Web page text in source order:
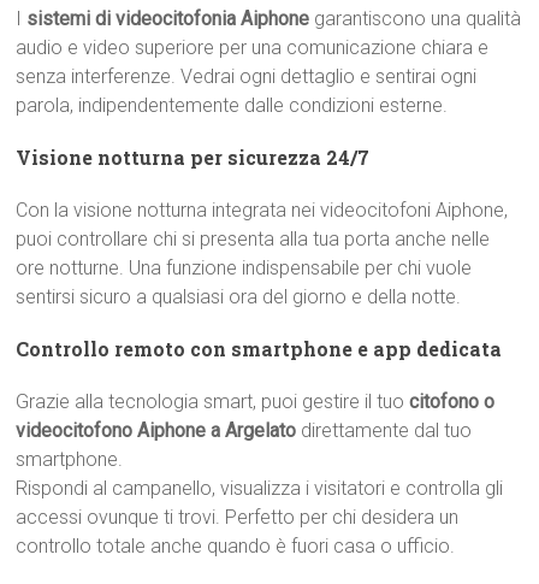
I sistemi di videocitofonia Aiphone garantiscono una qualità
audio e video superiore per una comunicazione chiara e
senza interferenze. Vedrai ogni dettaglio e sentirai ogni
parola, indipendentemente dalle condizioni esterne.
Visione notturna per sicurezza 24/7
Con la visione notturna integrata nei videocitofoni Aiphone,
puoi controllare chi si presenta alla tua porta anche nelle
ore notturne. Una funzione indispensabile per chi vuole
sentirsi sicuro a qualsiasi ora del giorno e della notte.
Controllo remoto con smartphone e app dedicata
Grazie alla tecnologia smart, puoi gestire il tuocitofono o
videocitofono Aiphone a Argelato direttamente dal tuo
smartphone.
Rispondi al campanello, visualizza i visitatori e controlla gli
accessi ovunque ti trovi. Perfetto per chi desidera un
controllo totale anche quando è fuori casa o ufficio.